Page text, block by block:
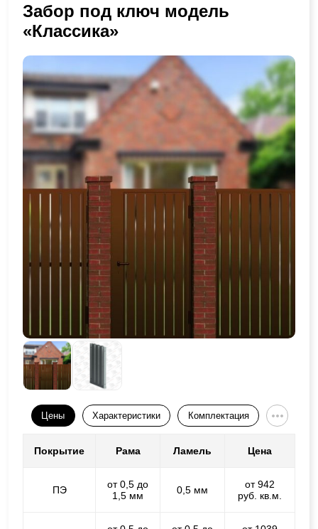
Забор под ключ модель
«Классика»
Цены Характеристики Комплектация
Покрытие Рама Ламель Цена
ПЭ
от 0,5 до
1,5 мм
0,5 мм
от 942
руб. кв.м.